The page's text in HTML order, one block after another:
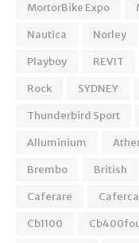
MortorBike Expo
Nautica
Norley
Playboy
REVIT
Rock
SYDNEY
Thunderbird Sport
Alluminium
Brembo
British
Caferare
Cb1100